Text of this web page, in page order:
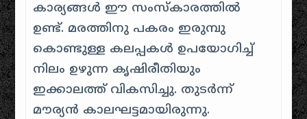
കാര്യങ്ങൾ ഈ സംസ്കാരത്തിൽ
ഉണ്ട്. മരത്തിനു പകരം ഇരുമ്പു
കൊണ്ടുള്ള കലപ്പകൾ ഉപയോഗിച്ച്
നിലം ഉഴുന്ന കൃഷിരീതിയും
ഇക്കാലത്ത് വികസിച്ചു. തുടർന്ന്
മൗര്യൻ കാലഘട്ടമായിരുന്നു.